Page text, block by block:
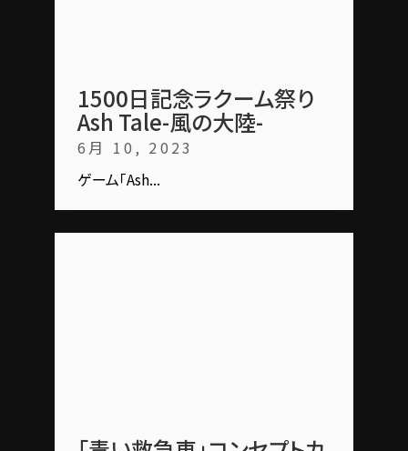
1500日記念ラクーム祭り
Ash Tale-風の大陸-
6月 10, 2023
ゲーム「Ash...